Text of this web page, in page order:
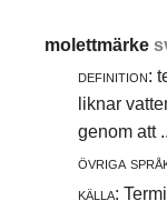
molettmärke
definition:
liknar
genom att
övriga
källa: